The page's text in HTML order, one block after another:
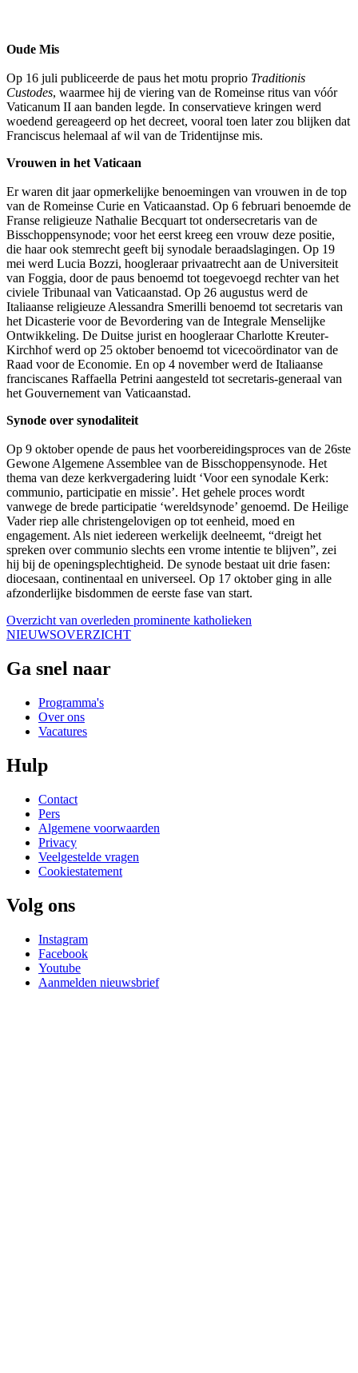
Oude Mis
Op 16 juli publiceerde de paus het motu proprio Traditionis
Custodes, waarmee hij de viering van de Romeinse ritus van vóór
Vaticanum II aan banden legde. In conservatieve kringen werd
woedend gereageerd op het decreet, vooral toen later zou blijken dat
Franciscus helemaal af wil van de Tridentijnse mis.
Vrouwen in het Vaticaan
Er waren dit jaar opmerkelijke benoemingen van vrouwen in de top
van de Romeinse Curie en Vaticaanstad. Op 6 februari benoemde de
Franse religieuze Nathalie Becquart tot ondersecretaris van de
Bisschoppensynode; voor het eerst kreeg een vrouw deze positie,
die haar ook stemrecht geeft bij synodale beraadslagingen. Op 19
mei werd Lucia Bozzi, hoogleraar privaatrecht aan de Universiteit
van Foggia, door de paus benoemd tot toegevoegd rechter van het
civiele Tribunaal van Vaticaanstad. Op 26 augustus werd de
Italiaanse religieuze Alessandra Smerilli benoemd tot secretaris van
het Dicasterie voor de Bevordering van de Integrale Menselijke
Ontwikkeling. De Duitse jurist en hoogleraar Charlotte Kreuter-
Kirchhof werd op 25 oktober benoemd tot vicecoördinator van de
Raad voor de Economie. En op 4 november werd de Italiaanse
franciscanes Raffaella Petrini aangesteld tot secretaris-generaal van
het Gouvernement van Vaticaanstad.
Synode over synodaliteit
Op 9 oktober opende de paus het voorbereidingsproces van de 26ste
Gewone Algemene Assemblee van de Bisschoppensynode. Het
thema van deze kerkvergadering luidt ‘Voor een synodale Kerk:
communio, participatie en missie’. Het gehele proces wordt
vanwege de brede participatie ‘wereldsynode’ genoemd. De Heilige
Vader riep alle christengelovigen op tot eenheid, moed en
engagement. Als niet iedereen werkelijk deelneemt, “dreigt het
spreken over communio slechts een vrome intentie te blijven”, zei
hij bij de openingsplechtigheid. De synode bestaat uit drie fasen:
diocesaan, continentaal en universeel. Op 17 oktober ging in alle
afzonderlijke bisdommen de eerste fase van start.
Overzicht van overleden prominente katholieken
NIEUWSOVERZICHT
Ga snel naar
Programma's
Over ons
Vacatures
Hulp
Contact
Pers
Algemene voorwaarden
Privacy
Veelgestelde vragen
Cookiestatement
Volg ons
Instagram
Facebook
Youtube
Aanmelden nieuwsbrief